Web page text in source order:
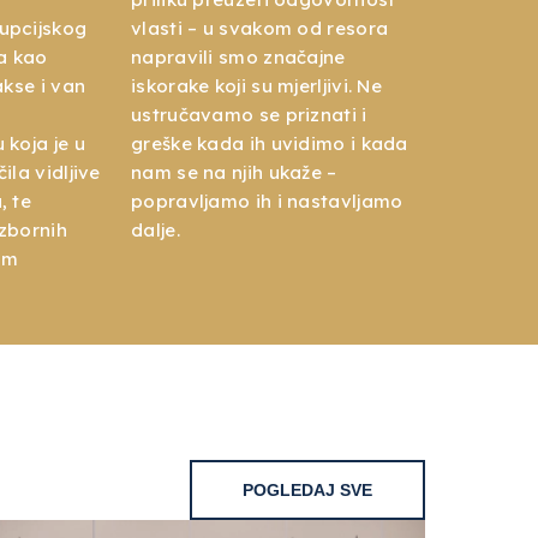
kao
i van
koja je u
vidljive
te
vlasti – u svakom od resora
napravili smo značajne
iskorake koji su mjerljivi. Ne
ustručavamo se priznati i
greške kada ih uvidimo i kada
nam se na njih ukaže –
popravljamo ih i nastavljamo
dalje.
POGLEDAJ SVE